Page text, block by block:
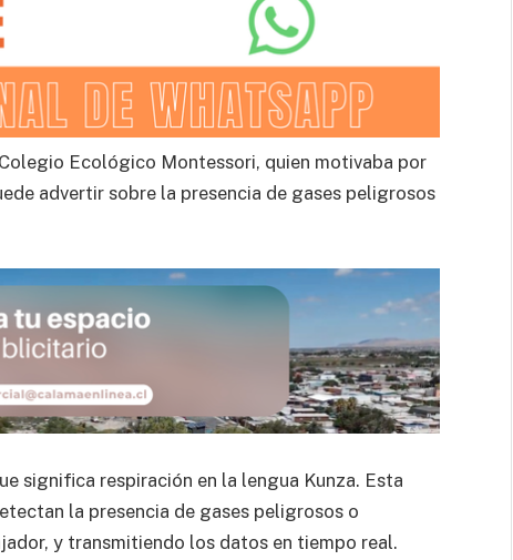
Ecológico Montessori, quien motivaba por
advertir sobre la presencia de gases peligrosos
significa respiración en la lengua Kunza. Esta
la presencia de gases peligrosos o
y transmitiendo los datos en tiempo real.